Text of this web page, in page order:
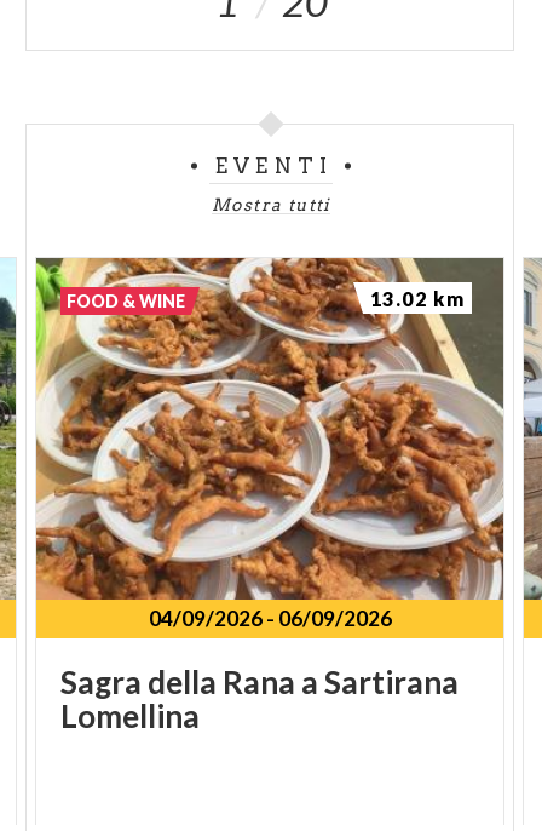
EVENTI
Mostra tutti
04/09/2026- 06/09/2026
Sagra della Rana aSartirana
Lomellina
FOOD & WINE 13.02 km